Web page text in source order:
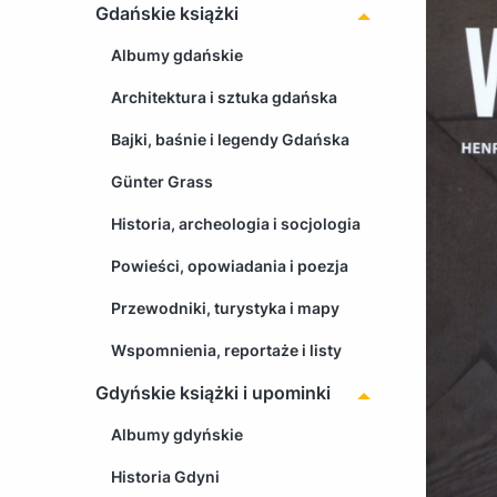
Gdańskie książki
Albumy gdańskie
Architektura i sztuka gdańska
Bajki, baśnie i legendy Gdańska
Günter Grass
Historia, archeologia i socjologia
Powieści, opowiadania i poezja
Przewodniki, turystyka i mapy
Wspomnienia, reportaże i listy
Gdyńskie książki i upominki
Albumy gdyńskie
Historia Gdyni